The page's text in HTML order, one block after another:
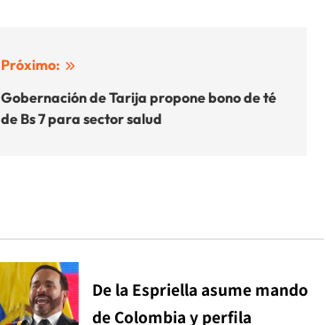
Próximo:
Gobernación de Tarija propone bono de té
de Bs 7 para sector salud
De la Espriella asume mando
de Colombia y perfila